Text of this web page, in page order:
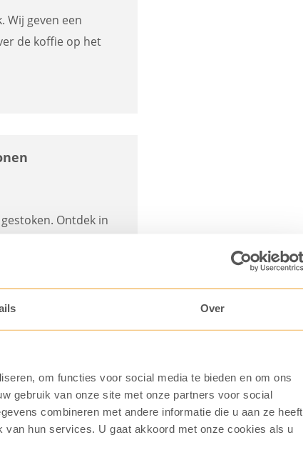
Over
om functies voor social media te bieden en om ons
gebruik van onze site met onze partners voor social
combineren met andere informatie die u aan ze heeft
hun services. U gaat akkoord met onze cookies als u
Wij geven een
de koffie op het
Ontdek in
espresso en
een variant